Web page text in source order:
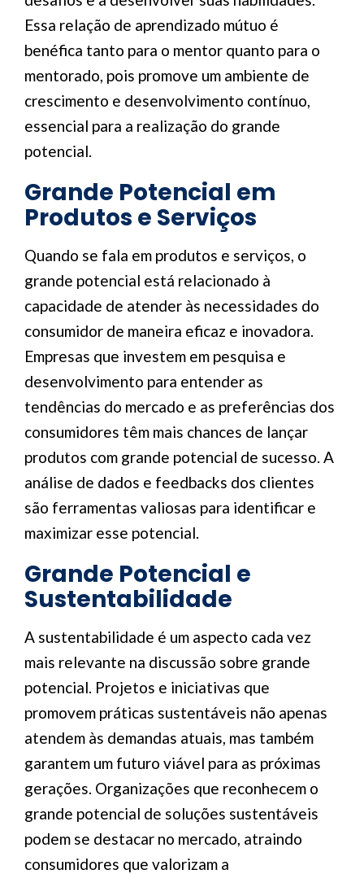
Essa relação de aprendizado mútuo é
benéfica tanto para o mentor quanto para o
mentorado, pois promove um ambiente de
crescimento e desenvolvimento contínuo,
essencial para a realização do grande
potencial.
Grande Potencial em
Produtos e Serviços
Quando se fala em produtos e serviços, o
grande potencial está relacionado à
capacidade de atender às necessidades do
consumidor de maneira eficaz e inovadora.
Empresas que investem em pesquisa e
desenvolvimento para entender as
tendências do mercado e as preferências dos
consumidores têm mais chances de lançar
produtos com grande potencial de sucesso. A
análise de dados e feedbacks dos clientes
são ferramentas valiosas para identificar e
maximizar esse potencial.
Grande Potencial e
Sustentabilidade
A sustentabilidade é um aspecto cada vez
mais relevante na discussão sobre grande
potencial. Projetos e iniciativas que
promovem práticas sustentáveis não apenas
atendem às demandas atuais, mas também
garantem um futuro viável para as próximas
gerações. Organizações que reconhecem o
grande potencial de soluções sustentáveis
podem se destacar no mercado, atraindo
consumidores que valorizam a